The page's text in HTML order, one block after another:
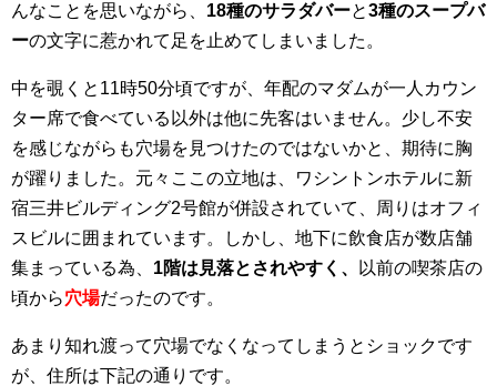
んなことを思いながら、 18種のサラダバーと3種のスープバ
ーの文字に惹かれて足を止めてしまいました。
中を覗くと11時50分頃ですが、年配のマダムが一人カウン
ター席で食べている以外は他に先客はいません。少し不安
を感じながらも穴場を見つけたのではないかと、期待に胸
が躍りました。元々ここの立地は、ワシントンホテルに新
宿三井ビルディング2号館が併設されていて、周りはオフィ
スビルに囲まれています。しかし、地下に飲食店が数店舗
集まっている為、 1階は見落とされやすく、
以前の喫茶店の
頃から穴場だったのです。
あまり知れ渡って穴場でなくなってしまうとショックです
が、住所は下記の通りです。